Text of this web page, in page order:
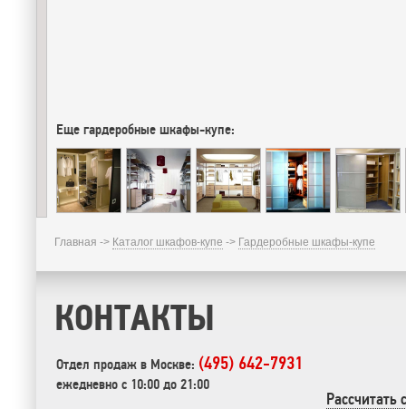
Еще гардеробные шкафы-купе:
Главная -> Каталог шкафов-купе -> Гардеробные шкафы-купе
КОНТАКТЫ
Отдел продаж в Москве: (495) 642-7931
ежедневно с 10:00 до 21:00